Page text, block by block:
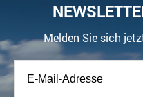
Melden Sie sich